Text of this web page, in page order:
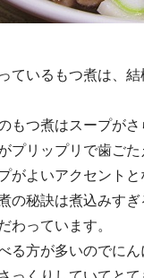
ているもつ煮は、
もつ煮はスープがさ
プリップリで歯ご
がよいアクセントと
の秘訣は煮込みす
わっています。
る方が多いのでに